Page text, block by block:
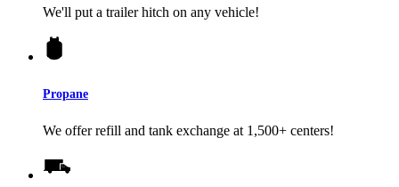
We'll put a trailer hitch on any vehicle!
Propane
We offer refill and tank exchange at 1,500+ centers!